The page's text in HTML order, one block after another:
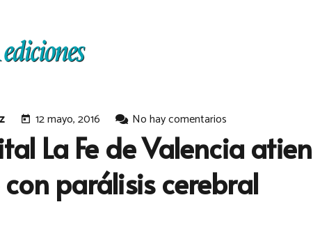
today 12 mayo, 2016 No hay comentarios
La Fe de Valencia
parálisis cerebral